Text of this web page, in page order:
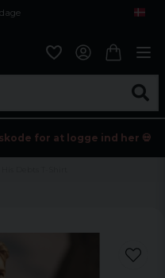
for at logge ind her 💀